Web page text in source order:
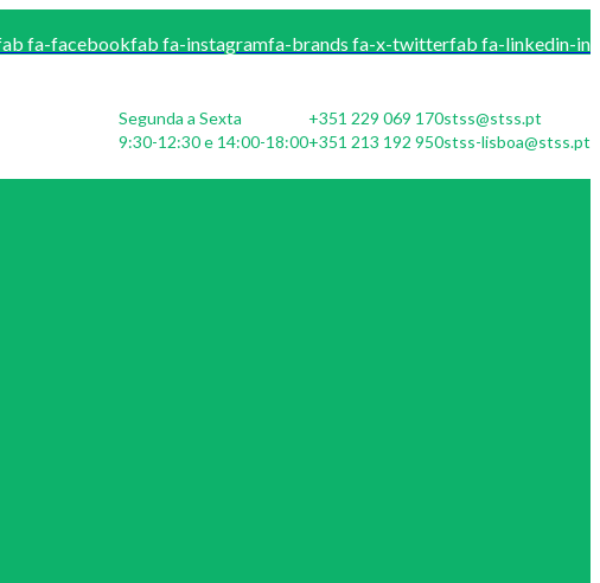
fa-facebookfab fa-instagramfa-brands fa-x-twitterfab fa-linkedin-in
Segunda a Sexta
9:30-12:30 e 14:00-18:00
+351 229 069 170
+351 213 192 950
stss@stss.pt
stss-lisboa@stss.pt